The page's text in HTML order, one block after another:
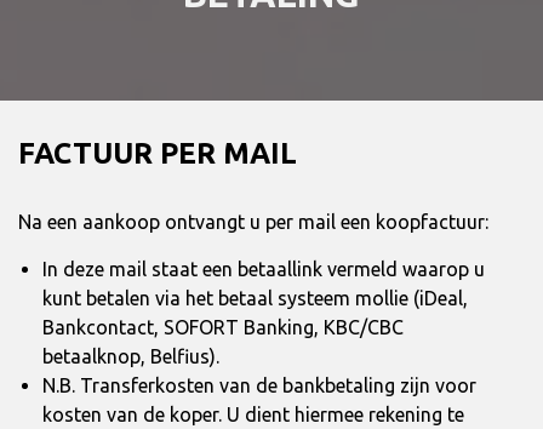
FACTUUR PER MAIL
Na een aankoop ontvangt u per mail een koopfactuur:
In deze mail staat een betaallink vermeld waarop u
kunt betalen via het betaal systeem mollie (iDeal,
Bankcontact, SOFORT Banking, KBC/CBC
betaalknop, Belfius).
N.B. Transferkosten van de bankbetaling zijn voor
kosten van de koper. U dient hiermee rekening te